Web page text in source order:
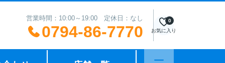
営業時間：10:00～19:00 定休日：なし
0794-86-7770 お気に入り
0